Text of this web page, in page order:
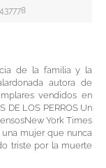
de la familia y la
autora de
vendidos en
DE LOS PERROS Un
York Times
mujer que nunca
triste por la muerte